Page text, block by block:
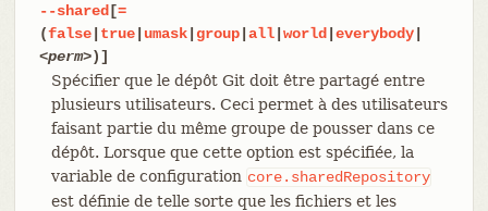
--shared [=
(false| true| umask| group| all| world everybody|
<perm>)]
Spécifier que le dépôt Git doit être partagé entre
plusieurs utilisateurs. Ceci permet à des utilisateurs
faisant partie du même groupe de pousser dans ce
dépôt. Lorsque que cette option est spécifiée, la
variable de configuration core.sharedRepository
est définie de telle sorte que les fichiers et les